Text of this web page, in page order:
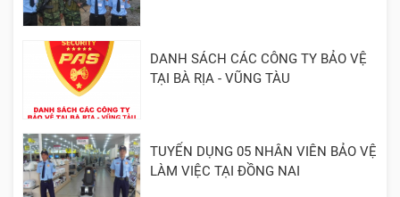
DANH SÁCH CÁC CÔNG TY BẢO VỆ
TẠI BÀ RỊA - VŨNG TÀU
TUYỂN DỤNG 05 NHÂN VIÊN BẢO VỆ
LÀM VIỆC TẠI ĐỒNG NAI